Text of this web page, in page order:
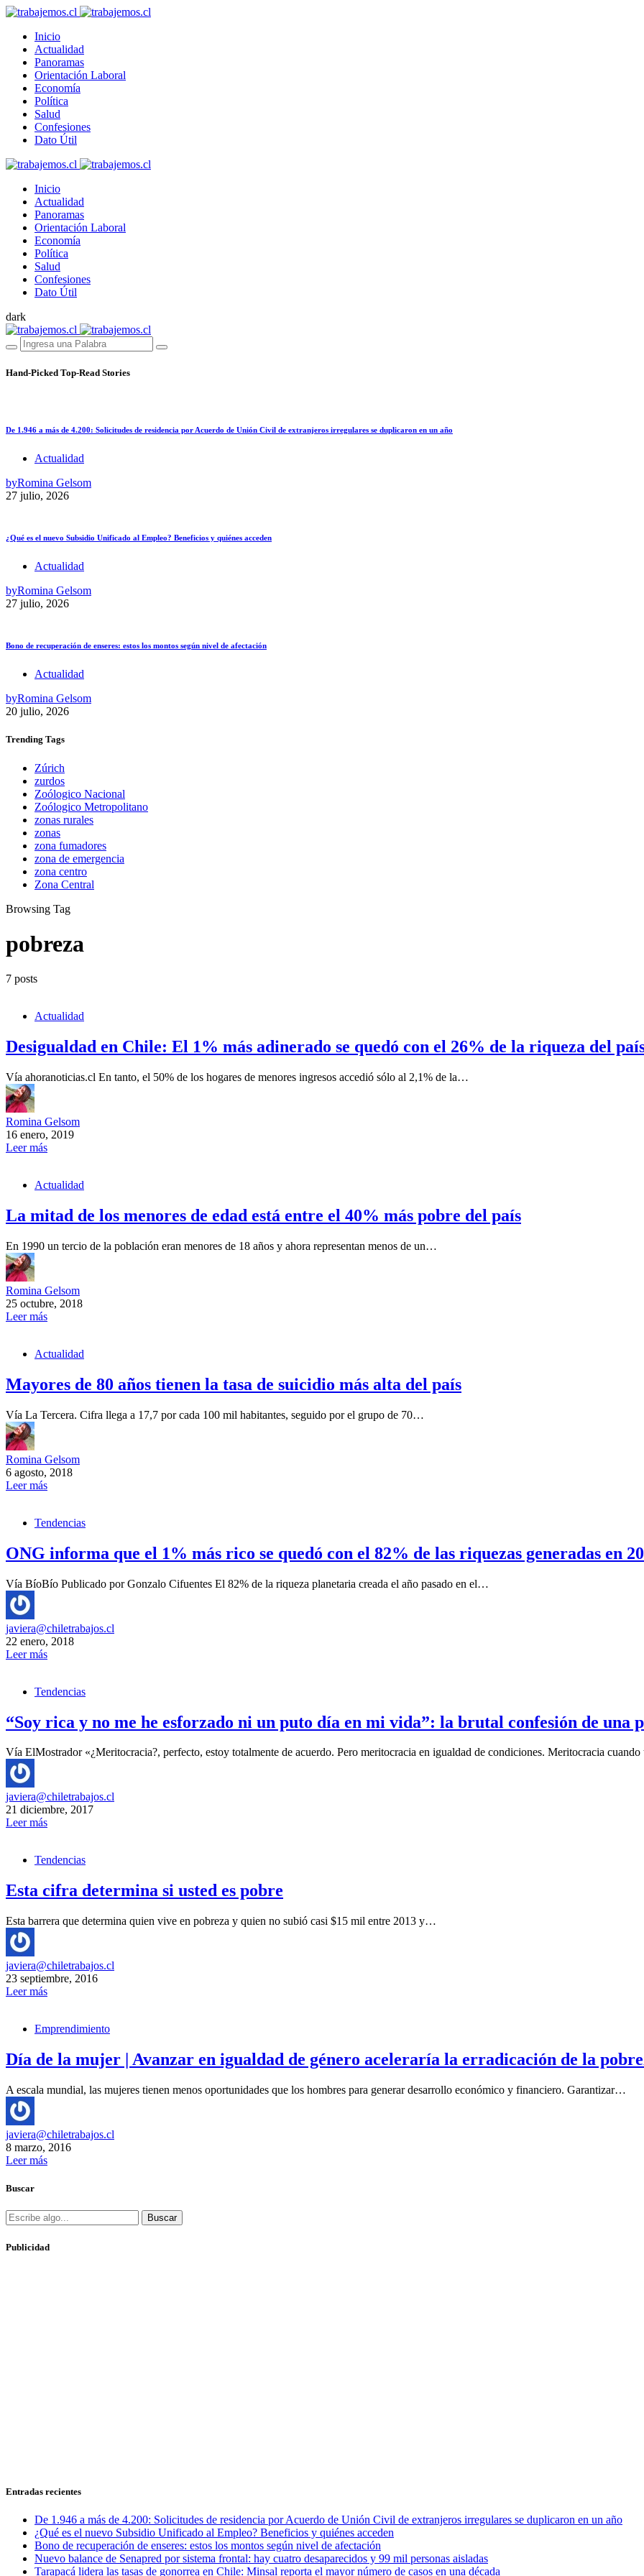
Inicio
Actualidad
Panoramas
Orientación Laboral
Economía
Política
Salud
Confesiones
Dato Útil
Inicio
Actualidad
Panoramas
Orientación Laboral
Economía
Política
Salud
Confesiones
Dato Útil
dark
Hand-Picked Top-Read Stories
De 1.946 a más de 4.200: Solicitudes de residencia por Acuerdo de Unión Civil de extranjeros irregulares se duplicaron en un año
Actualidad
byRomina Gelsom
27 julio, 2026
¿Qué es el nuevo Subsidio Unificado al Empleo? Beneficios y quiénes acceden
Actualidad
byRomina Gelsom
27 julio, 2026
Bono de recuperación de enseres: estos los montos según nivel de afectación
Actualidad
byRomina Gelsom
20 julio, 2026
Trending Tags
Zúrich
zurdos
Zoólogico Nacional
Zoólogico Metropolitano
zonas rurales
zonas
zona fumadores
zona de emergencia
zona centro
Zona Central
Browsing Tag
pobreza
7 posts
Actualidad
Desigualdad en Chile: El 1% más adinerado se quedó con el 26% de la riqueza del
Vía ahoranoticias.cl En tanto, el 50% de los hogares de menores ingresos accedió sólo al 2,1% de la…
Romina Gelsom
16 enero, 2019
Leer más
Actualidad
La mitad de los menores de edad está entre el 40% más pobre del país
En 1990 un tercio de la población eran menores de 18 años y ahora representan menos de un…
Romina Gelsom
25 octubre, 2018
Leer más
Actualidad
Mayores de 80 años tienen la tasa de suicidio más alta del país
Vía La Tercera. Cifra llega a 17,7 por cada 100 mil habitantes, seguido por el grupo de 70…
Romina Gelsom
6 agosto, 2018
Leer más
Tendencias
ONG informa que el 1% más rico se quedó con el 82% de las riquezas generadas en
Vía BíoBío Publicado por Gonzalo Cifuentes El 82% de la riqueza planetaria creada el año pasado en el…
javiera@chiletrabajos.cl
22 enero, 2018
Leer más
Tendencias
“Soy rica y no me he esforzado ni un puto día en mi vida”: la brutal confesión de una
Vía ElMostrador «¿Meritocracia?, perfecto, estoy totalmente de acuerdo. Pero meritocracia en igualdad de condiciones. Meritocracia
javiera@chiletrabajos.cl
21 diciembre, 2017
Leer más
Tendencias
Esta cifra determina si usted es pobre
Esta barrera que determina quien vive en pobreza y quien no subió casi $15 mil entre 2013 y…
javiera@chiletrabajos.cl
23 septiembre, 2016
Leer más
Emprendimiento
Día de la mujer | Avanzar en igualdad de género aceleraría la erradicación de la
A escala mundial, las mujeres tienen menos oportunidades que los hombres para generar desarrollo económico y financiero. Garantizar…
javiera@chiletrabajos.cl
8 marzo, 2016
Leer más
Buscar
Buscar
Publicidad
Entradas recientes
De 1.946 a más de 4.200: Solicitudes de residencia por Acuerdo de Unión Civil de extranjeros irregulares se duplicaron en un año
¿Qué es el nuevo Subsidio Unificado al Empleo? Beneficios y quiénes acceden
Bono de recuperación de enseres: estos los montos según nivel de afectación
Nuevo balance de Senapred por sistema frontal: hay cuatro desaparecidos y 99 mil personas aisladas
Tarapacá lidera las tasas de gonorrea en Chile: Minsal reporta el mayor número de casos en una década